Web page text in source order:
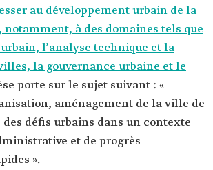
au développement urbain de la
à des domaines tels que
l’analyse technique et la
la gouvernance urbaine et le
porte sur le sujet suivant : «
aménagement de la ville de
des défis urbains dans un contexte
et de progrès
».